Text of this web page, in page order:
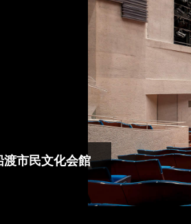
渡市民文化会館